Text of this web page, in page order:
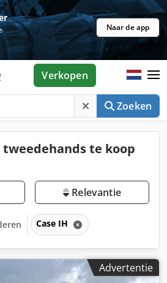
Naar de app
Zoeken
Verkopen
tweedehands te koop
Relevantie
Case IH
Advertentie